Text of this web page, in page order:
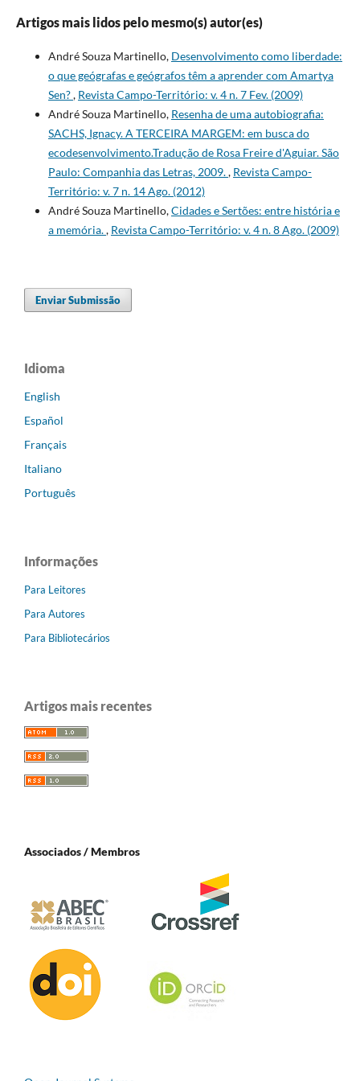
Artigos mais lidos pelo mesmo(s) autor(es)
André Souza Martinello, Desenvolvimento como liberdade:
o que geógrafas e geógrafos têm a aprender com Amartya
Sen?, Revista Campo-Território: v. 4 n. 7 Fev. (2009)
André Souza Martinello, Resenha de uma autobiografia:
SACHS, Ignacy. A TERCEIRA MARGEM: em busca do
ecodesenvolvimento.Tradução de Rosa Freire d'Aguiar. São
Paulo: Companhia das Letras, 2009., Revista Campo-
Território: v. 7 n. 14 Ago. (2012)
André Souza Martinello,Cidades e Sertões: entre história e
a memória., Revista Campo-Território: v. 4 n. 8 Ago. (2009)
Enviar Submissão
Idioma
English
Español
Français
Italiano
Português
Informações
Para Leitores
Para Autores
Para Bibliotecários
Artigos mais recentes
Associados / Membros